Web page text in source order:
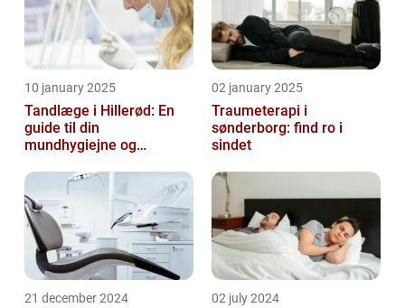
10 january 2025
Tandlæge i Hillerød: En
guide til din
mundhygiejne og
02 january 2025
Traumeterapi i
sønderborg: find ro i
sindet
21 december 2024 02 july 2024